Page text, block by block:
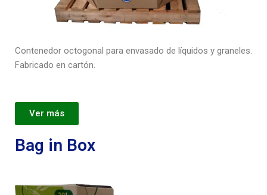
Contenedor octogonal para envasado de líquidos y graneles.
Fabricado en cartón.
Ver más
Bag in Box